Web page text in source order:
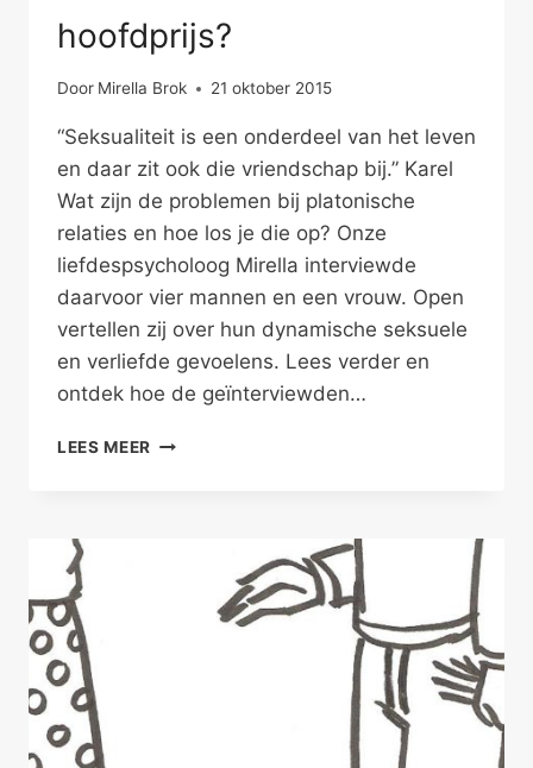
hoofdprijs?
Door Mirella Brok 21 oktober 2015
“Seksualiteit is een onderdeel van het leven
en daar zit ook die vriendschap bij.” Karel
Wat zijn de problemen bij platonische
relaties en hoe los je die op? Onze
liefdespsycholoog Mirella interviewde
daarvoor vier mannen en een vrouw. Open
vertellen zij over hun dynamische seksuele
en verliefde gevoelens. Lees verder en
ontdek hoe de geïnterviewden…
LEES MEER PLATONISCHE